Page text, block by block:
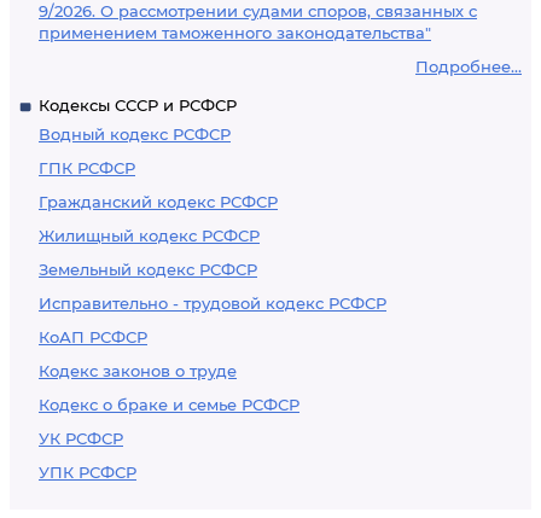
9/2026. О рассмотрении судами споров, связанных с
применением таможенного законодательства"
Подробнее...
Кодексы СССР и РСФСР
Водный кодекс РСФСР
ГПК РСФСР
Гражданский кодекс РСФСР
Жилищный кодекс РСФСР
Земельный кодекс РСФСР
Исправительно - трудовой кодекс РСФСР
КоАП РСФСР
Кодекс законов о труде
Кодекс о браке и семье РСФСР
УК РСФСР
УПК РСФСР